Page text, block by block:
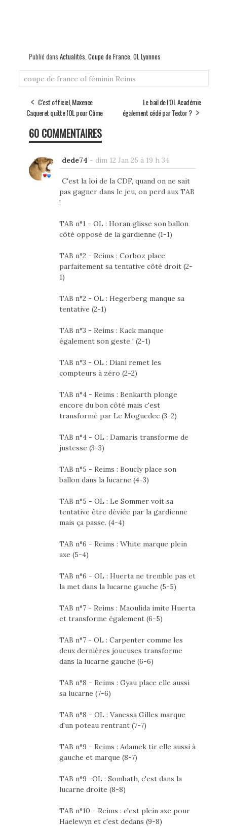
Publié dans Actualités, Coupe de France, OL Lyonnes
coupe de france ol féminin Reims
C'est officiel, Maxence
Caqueret quitte l'OL pour Côme
Le bail de l’OL Académie
également cédé par Textor ?
60 COMMENTAIRES
dede74 - dim 12 Jan 25 à 19 h 34
C'est la loi de la CDF, quand on ne sait
pas gagner dans le jeu, on perd aux TAB
!
TAB n°1 - OL : Horan glisse son ballon
côté opposé de la gardienne (1-1)
TAB n°2 - Reims : Corboz place
parfaitement sa tentative côté droit (2-
1)
TAB n°2 - OL : Hegerberg manque sa
tentative (2-1)
TAB n°3 - Reims : Kack manque
également son geste ! (2-1)
TAB n°3 - OL : Diani remet les
compteurs à zéro (2-2)
TAB n°4 - Reims : Benkarth plonge
encore du bon côté mais c'est
transformé par Le Moguedec (3-2)
TAB n°4 - OL : Damaris transforme de
justesse (3-3)
TAB n°5 - Reims : Boucly place son
ballon dans la lucarne (4-3)
TAB n°5 - OL : Le Sommer voit sa
tentative être déviée par la gardienne
mais ça passe. (4-4)
TAB n°6 - Reims : White marque plein
axe (5-4)
TAB n°6 - OL : Huerta ne tremble pas et
la met dans la lucarne gauche (5-5)
TAB n°7 - Reims : Maoulida imite Huerta
et transforme également (6-5)
TAB n°7 - OL : Carpenter comme les
deux dernières joueuses transforme
dans la lucarne gauche (6-6)
TAB n°8 - Reims : Gyau place elle aussi
sa lucarne (7-6)
TAB n°8 - OL : Vanessa Gilles marque
d'un poteau rentrant (7-7)
TAB n°9 - Reims : Adamek tir elle aussi à
gauche et marque (8-7)
TAB n°9 -OL : Sombath, c'est dans la
lucarne droite (8-8)
TAB n°10 - Reims : c'est plein axe pour
Haelewyn et c'est dedans (9-8)